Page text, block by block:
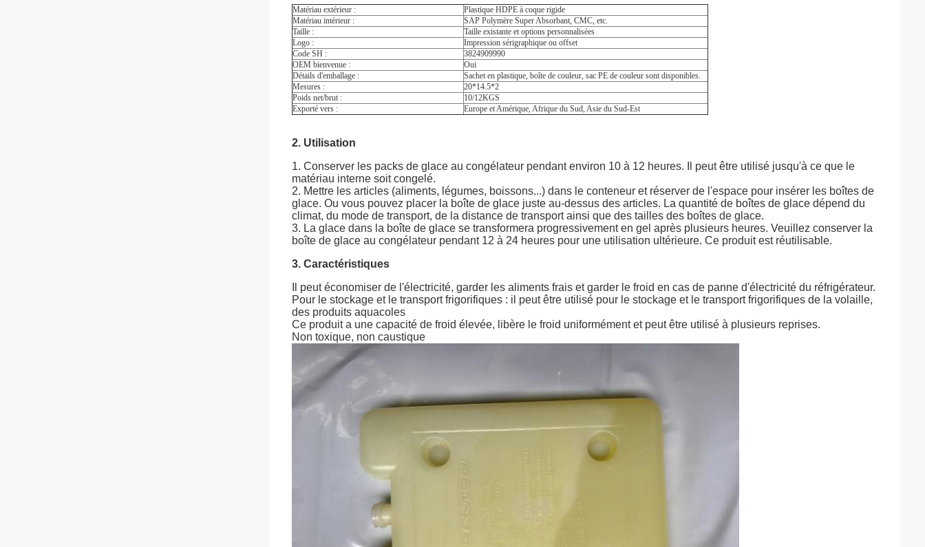
Matériau extérieur :
Plastique HDPE à coque rigide
Matériau intérieur :
SAP Polymère Super Absorbant, CMC, etc.
Taille :
Taille existante et options personnalisées
Logo :
Impression sérigraphique ou offset
Code SH :
3824909990
OEM bienvenue :
Oui
Détails d'emballage :
Sachet en plastique, boîte de couleur, sac PE de couleur sont disponibles.
Mesures :
20*14.5*2
Poids net/brut :
10/12KGS
Exporté vers :
Europe et Amérique, Afrique du Sud, Asie du Sud-Est
2. Utilisation
1. Conserver les packs de glace au congélateur pendant environ 10 à 12 heures. Il peut être utilisé jusqu'à ce que le
matériau interne soit congelé.
2. Mettre les articles (aliments, légumes, boissons...) dans le conteneur et réserver de l'espace pour insérer les boîtes de
glace. Ou vous pouvez placer la boîte de glace juste au-dessus des articles. La quantité de boîtes de glace dépend du
climat, du mode de transport, de la distance de transport ainsi que des tailles des boîtes de glace.
3. La glace dans la boîte de glace se transformera progressivement en gel après plusieurs heures. Veuillez conserver la
boîte de glace au congélateur pendant 12 à 24 heures pour une utilisation ultérieure. Ce produit est réutilisable.
3. Caractéristiques
Il peut économiser de l'électricité, garder les aliments frais et garder le froid en cas de panne d'électricité du réfrigérateur.
Pour le stockage et le transport frigorifiques : il peut être utilisé pour le stockage et le transport frigorifiques de la volaille,
des produits aquacoles
Ce produit a une capacité de froid élevée, libère le froid uniformément et peut être utilisé à plusieurs reprises.
Non toxique, non caustique